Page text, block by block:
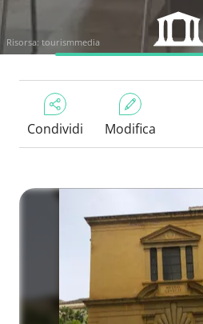
Risorsa: tourismmedia
Condividi Modifica